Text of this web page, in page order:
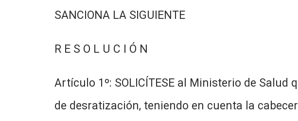
SANCIONA LA SIGUIENTE
R E S O L U C I Ó N
Artículo 1º: SOLICÍTESE al Ministerio de
de desratización, teniendo en cuenta la